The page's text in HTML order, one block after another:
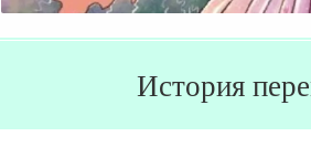
История